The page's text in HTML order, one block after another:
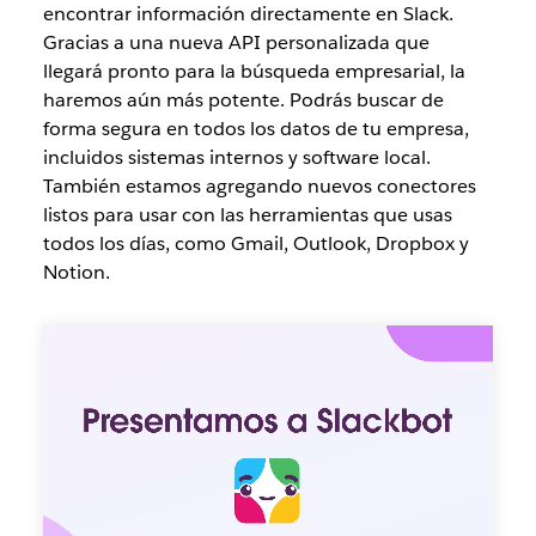
encontrar información directamente en Slack.
Gracias a una nueva API personalizada que
llegará pronto para la búsqueda empresarial, la
haremos aún más potente. Podrás buscar de
forma segura en todoslos datos de tu empresa,
incluidos sistemas internos y software local.
También estamos agregando nuevos conectores
listos para usar con las herramientas que usas
todos los días, como Gmail, Outlook, Dropbox y
Notion.